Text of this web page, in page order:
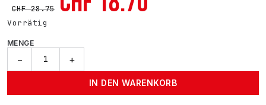
CHF28.75
war:
CHF 28.75CHF 18.70.
Vorrätig
MENGE
−
Mikrofasertücher+
IN DEN WARENKORB